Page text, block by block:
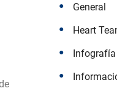
General
Heart
Infografía